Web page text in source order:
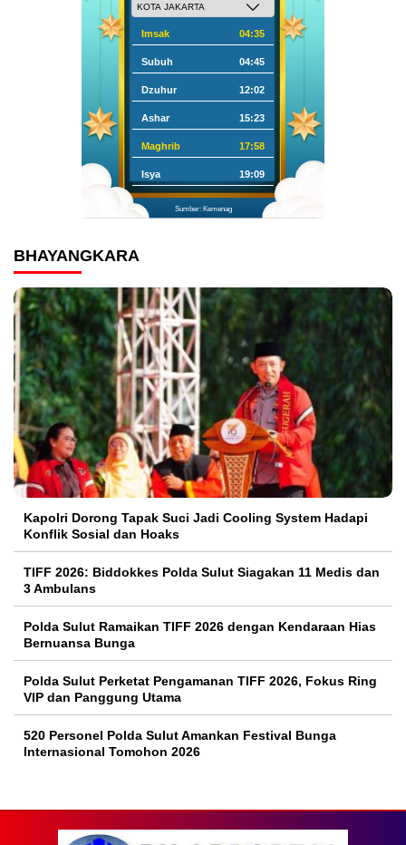
Imsak 04:35
Subuh 04:45
Dzuhur 12:02
Ashar 15:23
Maghrib 17:58
Isya 19:09
Sumber: Kemenag
BHAYANGKARA
Kapolri Dorong Tapak Suci Jadi Cooling System Hadapi
Konflik Sosial dan Hoaks
TIFF 2026: Biddokkes Polda Sulut Siagakan 11 Medis dan
3 Ambulans
Polda Sulut Ramaikan TIFF 2026 dengan Kendaraan Hias
Bernuansa Bunga
Polda Sulut Perketat Pengamanan TIFF 2026, Fokus Ring
VIP dan Panggung Utama
520 Personel Polda Sulut Amankan Festival Bunga
Internasional Tomohon 2026